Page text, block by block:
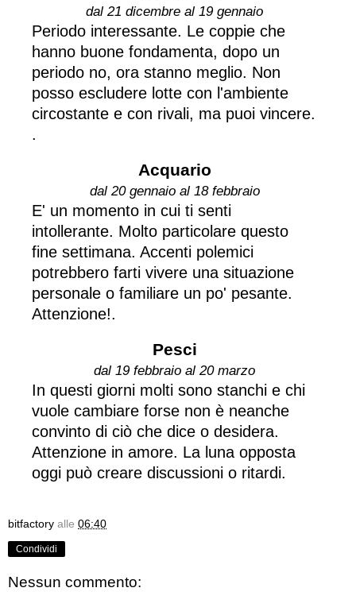
dal 21 dicembre al 19 gennaio
Periodo interessante. Le coppie che
hanno buone fondamenta, dopo un
periodo no, ora stanno meglio. Non
posso escludere lotte con l'ambiente
circostante e con rivali, ma puoi vincere.
.
Acquario
dal 20 gennaio al 18 febbraio
E' un momento in cui ti senti
intollerante. Molto particolare questo
fine settimana. Accenti polemici
potrebbero farti vivere una situazione
personale o familiare un po' pesante.
Attenzione!.
Pesci
dal 19 febbraio al 20 marzo
In questi giorni molti sono stanchi e chi
vuole cambiare forse non è neanche
convinto di ciò che dice o desidera.
Attenzione in amore. La luna opposta
oggi può creare discussioni o ritardi.
bitfactory alle 06:40
Condividi
Nessun commento: